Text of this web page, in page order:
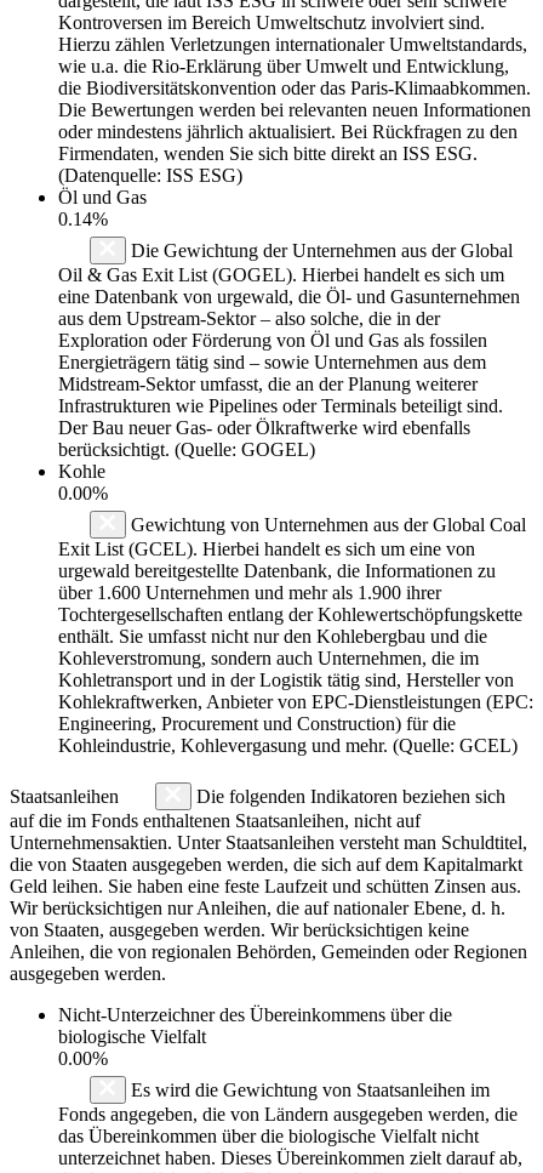
Kontroversen im Bereich Umweltschutz involviert sind.
Hierzu zählen Verletzungen internationaler Umweltstandards,
wie u.a. die Rio-Erklärung über Umwelt und Entwicklung,
die Biodiversitätskonvention oder das Paris-Klimaabkommen.
Die Bewertungen werden bei relevanten neuen Informationen
oder mindestens jährlich aktualisiert. Bei Rückfragen zu den
Firmendaten, wenden Sie sich bitte direkt an ISS ESG.
(Datenquelle: ISS ESG)
Öl und Gas
0.14%
Die Gewichtung der Unternehmen aus der Global
Oil & Gas Exit List (GOGEL). Hierbei handelt es sich um
eine Datenbank von urgewald, die Öl- und Gasunternehmen
aus dem Upstream-Sektor – also solche, die in der
Exploration oder Förderung von Öl und Gas als fossilen
Energieträgern tätig sind – sowie Unternehmen aus dem
Midstream-Sektor umfasst, die an der Planung weiterer
Infrastrukturen wie Pipelines oder Terminals beteiligt sind.
Der Bau neuer Gas- oder Ölkraftwerke wird ebenfalls
berücksichtigt. (Quelle: GOGEL)
Kohle
0.00%
Gewichtung von Unternehmen aus der Global Coal
Exit List (GCEL). Hierbei handelt es sich um eine von
urgewald bereitgestellte Datenbank, die Informationen zu
über 1.600 Unternehmen und mehr als 1.900 ihrer
Tochtergesellschaften entlang der Kohlewertschöpfungskette
enthält. Sie umfasst nicht nur den Kohlebergbau und die
Kohleverstromung, sondern auch Unternehmen, die im
Kohletransport und in der Logistik tätig sind, Hersteller von
Kohlekraftwerken, Anbieter von EPC-Dienstleistungen (EPC:
Engineering, Procurement und Construction) für die
Kohleindustrie, Kohlevergasung und mehr. (Quelle: GCEL)
Staatsanleihen
Die folgenden Indikatoren beziehen sich
auf die im Fonds enthaltenen Staatsanleihen, nicht auf
Unternehmensaktien. Unter Staatsanleihen versteht man Schuldtitel,
die von Staaten ausgegeben werden, die sich auf dem Kapitalmarkt
Geld leihen. Sie haben eine feste Laufzeit und schütten Zinsen aus.
Wir berücksichtigen nur Anleihen, die auf nationaler Ebene, d. h.
von Staaten, ausgegeben werden. Wir berücksichtigen keine
Anleihen, die von regionalen Behörden, Gemeinden oder Regionen
ausgegeben werden.
Nicht-Unterzeichner des Übereinkommens über die
biologische Vielfalt
0.00%
Es wird die Gewichtung von Staatsanleihen im
Fonds angegeben, die von Ländern ausgegeben werden, die
das Übereinkommen über die biologische Vielfalt nicht
unterzeichnet haben. Dieses Übereinkommen zielt darauf ab,